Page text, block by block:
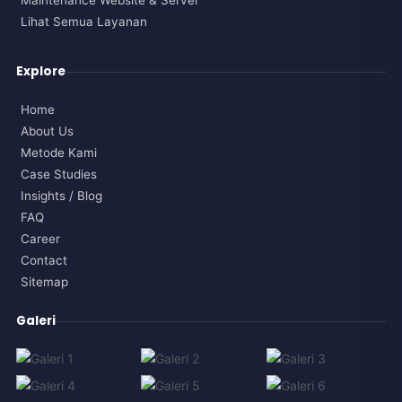
Lihat Semua Layanan
Explore
Home
About Us
Metode Kami
Case Studies
Insights / Blog
FAQ
Career
Contact
Sitemap
Galeri